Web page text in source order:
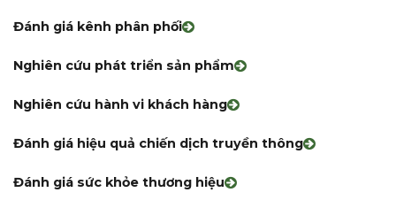
Đánh giá kênh phân phối
Nghiên cứu phát triển sản phẩm
Nghiên cứu hành vi khách hàng
Đánh giá hiệu quả chiến dịch truyền thông
Đánh giá sức khỏe thương hiệu